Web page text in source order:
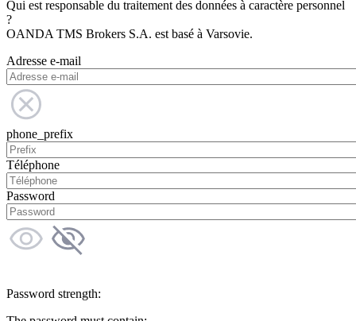
Qui est responsable du traitement des données à caractère personnel
?
OANDA TMS Brokers S.A. est basé à Varsovie.
Adresse e-mail
phone_prefix
Téléphone
Password
Password strength: